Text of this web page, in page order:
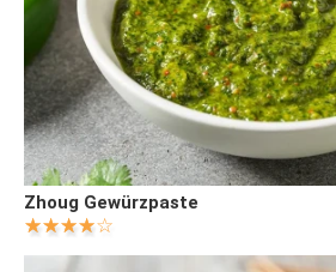
Zhoug Gewürzpaste